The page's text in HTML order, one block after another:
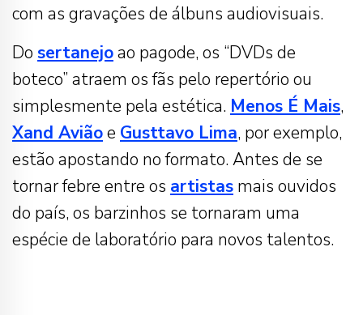
com as gravações de álbuns audiovisuais.
Do sertanejoao pagode, os “DVDs de
boteco” atraem os fãs pelo repertório ou
simplesmente pela estética. Menos É Mais,
Xand Aviãoe Gusttavo Lima, por exemplo,
estão apostando no formato. Antes de se
tornar febre entre os artistas mais ouvidos
do país, os barzinhos se tornaram uma
espécie de laboratório para novos talentos.